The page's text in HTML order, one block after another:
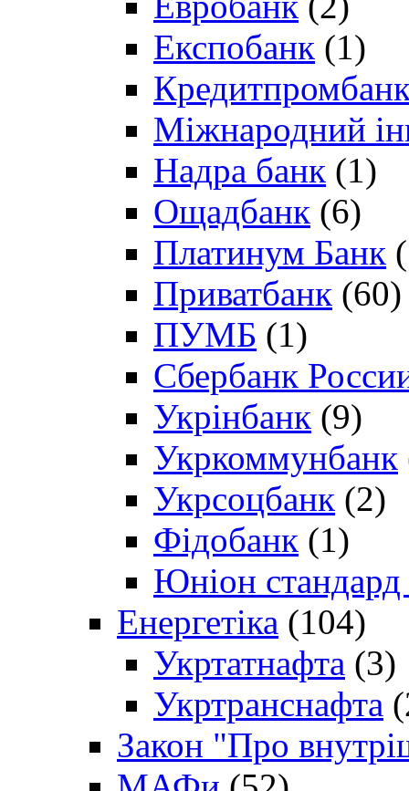
Експобанк (1)
Міжнародний
Надра банк (1)
Ощадбанк (6)
Платинум Банк
Приватбанк (60)
ПУМБ (1)
Сбербанк
Укрінбанк (9)
Укркоммунбанк
Укрсоцбанк (2)
Фідобанк (1)
Юніон стандард
Енергетіка (104)
Укртатнафта (3)
Укртранснафта
Закон "Про